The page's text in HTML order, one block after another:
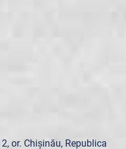
or. Chișinău, Republica